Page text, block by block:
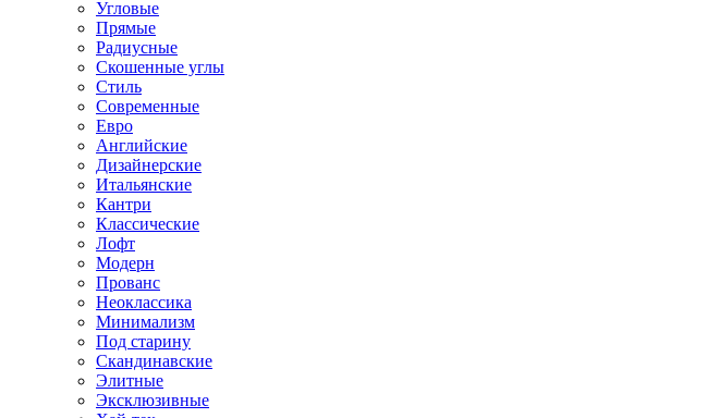
Угловые
Прямые
Радиусные
Скошенные углы
Стиль
Современные
Евро
Английские
Дизайнерские
Итальянские
Кантри
Классические
Лофт
Модерн
Прованс
Неоклассика
Минимализм
Под старину
Скандинавские
Элитные
Эксклюзивные